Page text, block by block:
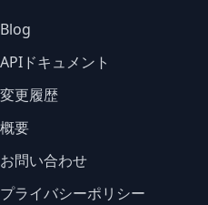
Blog
APIドキュメント
変更履歴
概要
お問い合わせ
プライバシーポリシー